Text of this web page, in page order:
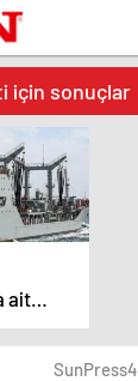
için sonuçlar
ait
SunPress4